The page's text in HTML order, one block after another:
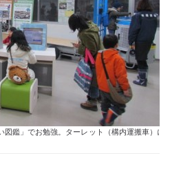
鑑」でお勉強。ターレット（構内運搬車）に